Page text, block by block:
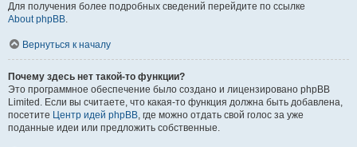
Для получения более подробных сведений перейдите по ссылке
About phpBB.
Вернуться к началу
Почему здесь нет такой-то функции?
Это программное обеспечение было создано и лицензировано phpBB
Limited. Если вы считаете, что какая-то функция должна быть добавлена,
посетите Центр идей phpBB, где можно отдать свой голос за уже
поданные идеи или предложить собственные.